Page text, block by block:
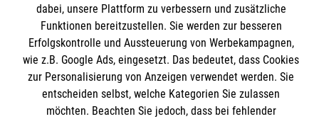
Angebote und Leistungen
Unsere Kurse
Mitarbeiten &Stellenangebote
Informationen
Kontakt
Impressum
Datenschutz
Malteser online
Malteser online
dabei, unsere Plattform zu verbessern und zusätzliche
Funktionen bereitzustellen. Sie werden zur besseren
Erfolgskontrolle und Aussteuerung von Werbekampagnen,
wie z.B. Google Ads, eingesetzt. Das bedeutet, dass Cookies
zur Personalisierung von Anzeigen verwendet werden. Sie
entscheiden selbst, welche Kategorien Sie zulassen
möchten. Beachten Sie jedoch, dass bei fehlender